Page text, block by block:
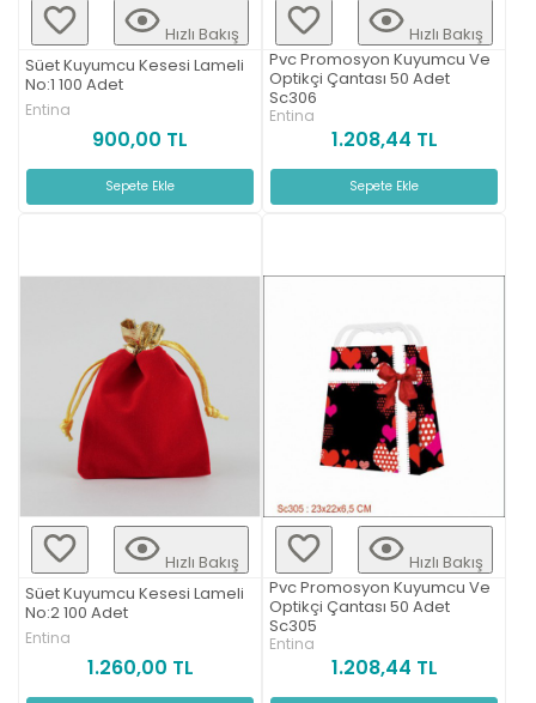
Hızlı Bakış
Süet Kuyumcu Kesesi Lameli
No:1 100 Adet
Entina
900,00 TL
Sepete Ekle
Hızlı Bakış
Pvc Promosyon Kuyumcu Ve
Optikçi Çantası 50 Adet
Sc306
Entina
1.208,44 TL
Sepete Ekle
Hızlı Bakış
Süet Kuyumcu Kesesi Lameli
No:2 100 Adet
Entina
1.260,00 TL
Hızlı Bakış
Pvc Promosyon Kuyumcu Ve
Optikçi Çantası 50 Adet
Sc305
Entina
1.208,44 TL